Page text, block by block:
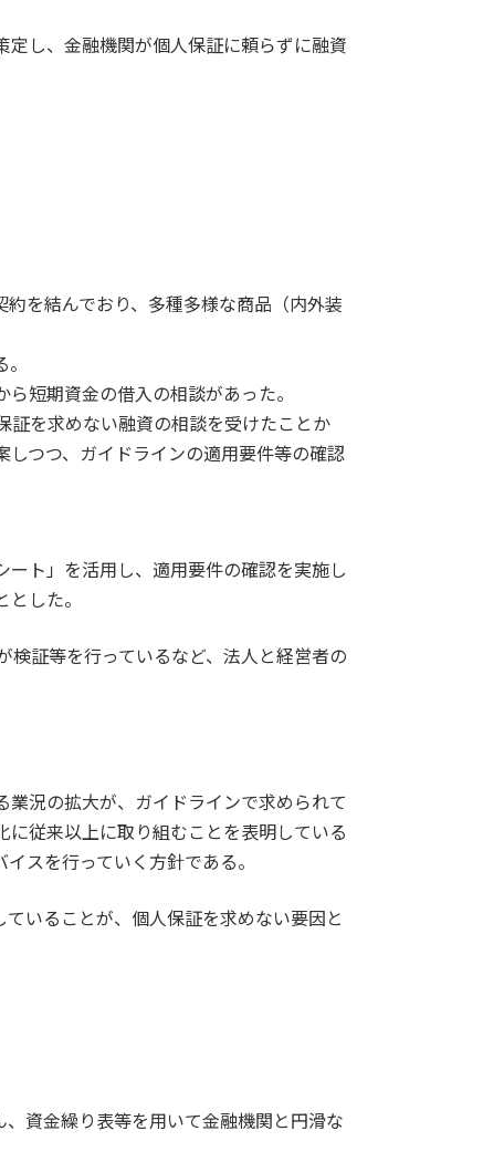
し、金融機関が個人保証に頼らずに融資
を結んでおり、多種多様な商品（内外装
短期資金の借入の相談があった。
証を求めない融資の相談を受けたことか
つつ、ガイドラインの適用要件等の確認
ト」を活用し、適用要件の確認を実施し
した。
証等を行っているなど、法人と経営者の
況の拡大が、ガイドラインで求められて
従来以上に取り組むことを表明している
スを行っていく方針である。
いることが、個人保証を求めない要因と
資金繰り表等を用いて金融機関と円滑な